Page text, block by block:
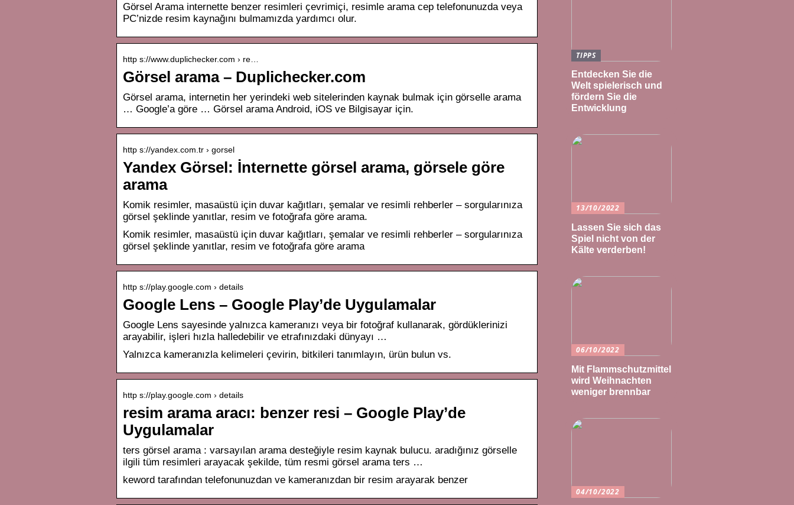
Görsel Arama internette benzer resimleri çevrimiçi, resimle arama cep telefonunuzda veya
PC’nizde resim kaynağını bulmamızda yardımcı olur.
http s://www.duplichecker.com › re…
Görsel arama – Duplichecker.com
Görsel arama, internetin her yerindeki web sitelerinden kaynak bulmak için görselle arama
… Google’a göre … Görsel arama Android, iOS ve Bilgisayar için.
http s://yandex.com.tr › gorsel
Yandex Görsel: İnternette görsel arama, görsele göre
arama
Komik resimler, masaüstü için duvar kağıtları, şemalar ve resimli rehberler – sorgularınıza
görsel şeklinde yanıtlar, resim ve fotoğrafa göre arama.
Komik resimler, masaüstü için duvar kağıtları, şemalar ve resimli rehberler – sorgularınıza
görsel şeklinde yanıtlar, resim ve fotoğrafa göre arama
http s://play.google.com › details
Google Lens – Google Play’de Uygulamalar
Google Lens sayesinde yalnızca kameranızı veya bir fotoğraf kullanarak, gördüklerinizi
arayabilir, işleri hızla halledebilir ve etrafınızdaki dünyayı …
Yalnızca kameranızla kelimeleri çevirin, bitkileri tanımlayın, ürün bulun vs.
http s://play.google.com › details
resim arama aracı: benzer resi – Google Play’de
Uygulamalar
ters görsel arama : varsayılan arama desteğiyle resim kaynak bulucu. aradığınız görselle
ilgili tüm resimleri arayacak şekilde, tüm resmi görsel arama ters …
keword tarafından telefonunuzdan ve kameranızdan bir resim arayarak benzer
TIPPS
Entdecken Sie die
Welt spielerisch und
fördern Sie die
Entwicklung
13/10/2022
Lassen Sie sich das
Spiel nicht von der
Kälte verderben!
06/10/2022
Mit Flammschutzmittel
wird Weihnachten
weniger brennbar
04/10/2022